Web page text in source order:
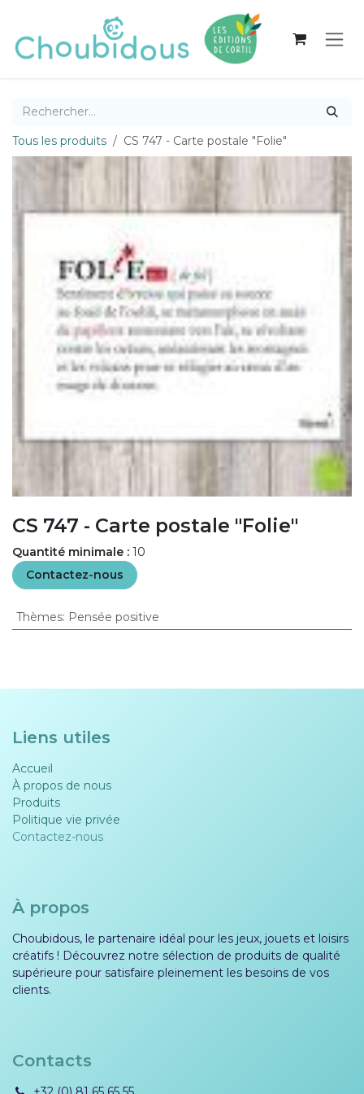
Tous les produits CS 747 - Carte postale "Folie"
CS 747 - Carte postale "Folie"
Quantité minimale : 10
Contactez-nous
Thèmes: Pensée positive
Liens utiles
Accueil
À propos de nous
Produits
Politique vie privée​​
Contactez-nous
À propos
Choubidous, le partenaire idéal pour les jeux, jouets et loisirs
créatifs ! Découvrez notre sélection de produits de qualité
supérieure pour satisfaire pleinement les besoins de vos
clients.
Contacts